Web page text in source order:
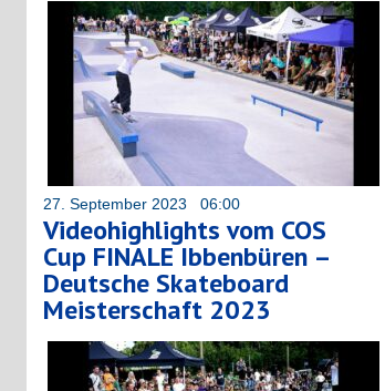
27. September 2023 06:00
Videohighlights vom COS
Cup FINALE Ibbenbüren –
Deutsche Skateboard
Meisterschaft 2023